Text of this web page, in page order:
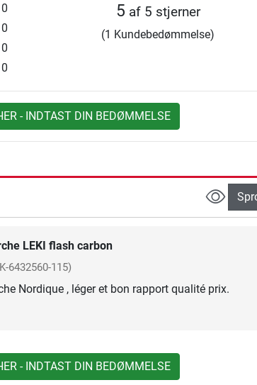
0
0
0
0
5 af 5 stjerner
(1 Kundebedømmelse)
- INDTAST DIN BEDØMMELSE
LEKI flash carbon
6432560-115)
Nordique , léger et bon rapport qualité prix.
- INDTAST DIN BEDØMMELSE